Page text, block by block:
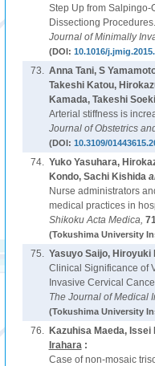
Step Up from Salpingo-
Dissectiong
Journal of Minimally
(DOI: 10.1016/
73. Anna Tani, S
Takeshi Katou,
Kamada, Takeshi
Arterial stiffness is
Journal of Obstetrics
(DOI: 10.3109/
74. Yuko Yasuhara,
Kondo, Sachi Kishida
Nurse administrators
medical practices in
Shikoku Acta Medica,
(Tokushima University
75. Yasuyo Saijo, Hiroyuki
Clinical Significance of
Invasive Cervical
The Journal of Medical
(Tokushima University
76.
Kazuhisa Maeda,
Irahara:
Case of non-mosaic